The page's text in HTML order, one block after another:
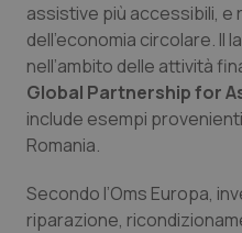
Marche
Molise
Piemonte
Provincia
Donna & Salute
Epatiti
HIV
Infezioni & Febbre
assistive più accessibili, e
dell’economia circolare. Il
nell’ambito delle attività
Global Partnership for
include esempi
Romania.
Secondo l’Oms Europa,
riparazione,